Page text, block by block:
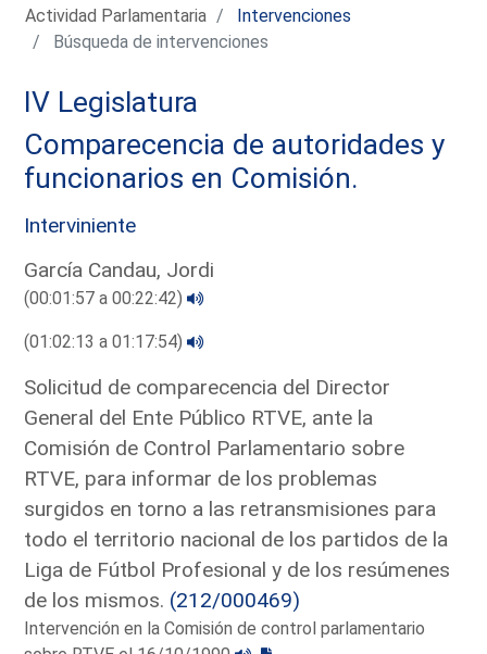
Actividad Parlamentaria
Intervenciones
Búsqueda de intervenciones
IV Legislatura
Comparecencia de autoridades y
funcionarios en Comisión.
Interviniente
García Candau, Jordi
(00:01:57 a 00:22:42)
(01:02:13 a 01:17:54)
Solicitud de comparecencia del Director
General del Ente Público RTVE, ante la
Comisión de Control Parlamentario sobre
RTVE, para informar de los problemas
surgidos en torno a las retransmisiones para
todo el territorio nacional de los partidos de la
Liga de Fútbol Profesional y de los resúmenes
de los mismos. (212/000469)
Intervención en la Comisión de control parlamentario